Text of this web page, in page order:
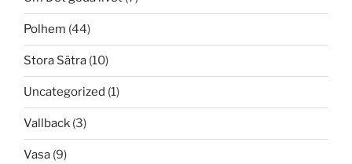
Polhem (44)
Stora Sätra (10)
Uncategorized (1)
Vallback (3)
Vasa (9)